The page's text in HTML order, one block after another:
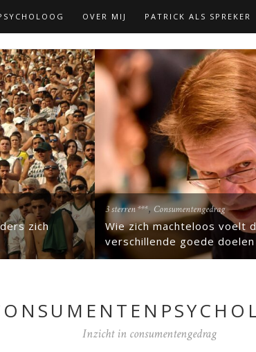
OVER MIJ PATRICK ALS SPREKER
zich
3 sterren ***, Consumentengedrag
Wie zich machteloos voelt
verschillende goede doelen
Inzicht in consumentengedrag